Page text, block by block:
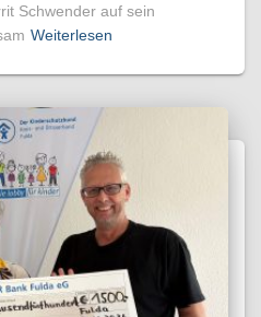
Schwender auf sein
Weiterlesen